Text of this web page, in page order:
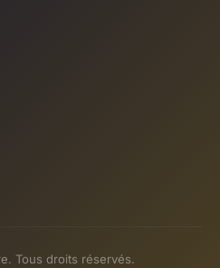
Tous droits réservés.